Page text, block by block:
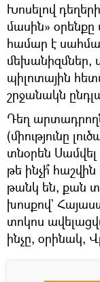
Խոսելով
մասին»
համար է
մեխանիզմներ,
պիլոտային
շրջանակն
Դեղ
(միությունը
տնօրեն
թե ինչի՞
թանկ են, քան
խոսքով`
տոկոս
ինչը, օրինակ,